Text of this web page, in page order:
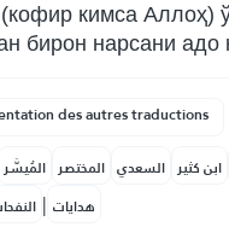
кимса Аллоҳ)
бирон нарсани адо
des autres traductions
المُيسَّر المختصر السعدي ابن كثير
| هدايات